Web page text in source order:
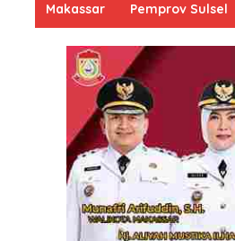
Makassar Pemprov Sulsel